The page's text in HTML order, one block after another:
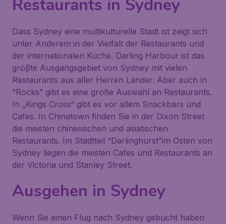
Restaurants in Sydney
Dass Sydney eine multikulturelle Stadt ist zeigt sich
unter Anderem in der Vielfalt der Restaurants und
der internationalen Küche. Darling Harbour ist das
gröβte Ausgangsgebiet von Sydney mit vielen
Restaurants aus aller Herren Länder. Aber auch in
“Rocks” gibt es eine große Auswahl an Restaurants.
In „Kings Cross“ gibt es vor allem Snackbars und
Cafes. In Chinatown finden Sie in der Dixon Street
die meisten chinesischen und asiatischen
Restaurants. Im Stadtteil “Darlinghurst”im Osten von
Sydney liegen die meisten Cafes und Restaurants an
der Victoria und Stanley Street.
Ausgehen in Sydney
Wenn Sie einen Flug nach Sydney gebucht haben